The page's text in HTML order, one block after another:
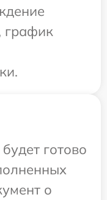
график
готово
о